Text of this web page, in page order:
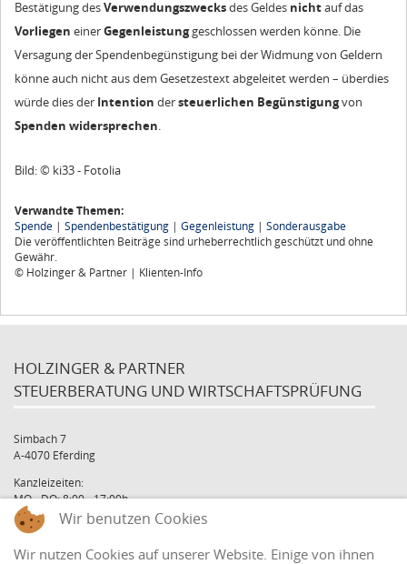
Bestätigung desVerwendungszwecksdes Geldes nichtauf das
Vorliegen einerGegenleistunggeschlossen werden könne. Die
Versagung der Spendenbegünstigung bei der Widmung von Geldern
könne auch nicht aus dem Gesetzestext abgeleitet werden – überdies
würde dies der Intention dersteuerlichen Begünstigungvon
Spenden widersprechen
Bild: © ki33 - Fotolia
Verwandte Themen:
Spende | Spendenbestätigung | Gegenleistung | Sonderausgabe
Die veröffentlichten Beiträge sind urheberrechtlich geschützt und ohne
Gewähr.
© Holzinger & Partner | Klienten-Info
HOLZINGER & PARTNER
STEUERBERATUNG UND WIRTSCHAFTSPRÜFUNG
Simbach 7
A-4070 Eferding
Kanzleizeiten:
MO - DO: 8:00 - 17:00h
FR: 8:00 - 12:00h
Tel: +43 7272 39 79 - 0
Wir benutzen Cookies
Wir nutzen Cookies auf unserer Website. Einige von ihnen